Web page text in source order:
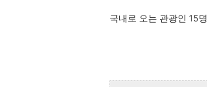
국내로 오는 관광인 15